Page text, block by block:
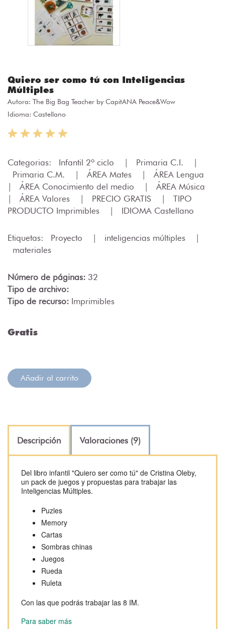
Quiero ser como tú con Inteligencias
Múltiples
Autora: The Big Bag Teacher by CapitANA Peace&Wow
Idioma: Castellano
Categorias: Infantil 2º ciclo Primaria C.I.
Primaria C.M.
ÁREA Mates
ÁREA Lengua
ÁREA Conocimiento del medio
ÁREA Música
ÁREA Valores PRECIO GRATIS
TIPO
PRODUCTO Imprimibles
IDIOMA Castellano
Etiquetas: Proyecto inteligencias múltiples
materiales
Número de páginas: 32
Tipo de archivo:
Tipo de recurso: Imprimibles
Gratis
Añadir al carrito
Descripción Valoraciones (9)
Del libro infantil "Quiero ser como tú" de Cristina Oleby,
un pack de juegos y propuestas para trabajar las
Inteligencias Múltiples.
Puzles
Memory
Cartas
Sombras chinas
Juegos
Rueda
Ruleta
Con las que podrás trabajar las 8 IM.
Para saber más